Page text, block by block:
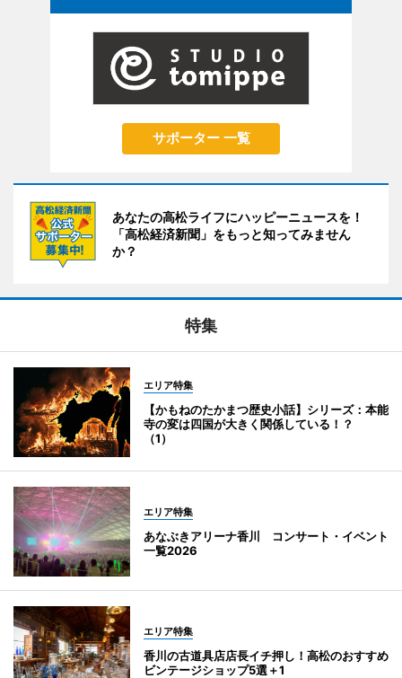
サポーター 一覧
あなたの高松ライフにハッピーニュースを！
「高松経済新聞」をもっと知ってみません
か？
特集
エリア特集
【かもねのたかまつ歴史小話】シリーズ：本能
寺の変は四国が大きく関係している！？
（1）
エリア特集
あなぶきアリーナ香川 コンサート・イベント
一覧2026
エリア特集
香川の古道具店店長イチ押し！高松のおすすめ
ビンテージショップ5選＋1